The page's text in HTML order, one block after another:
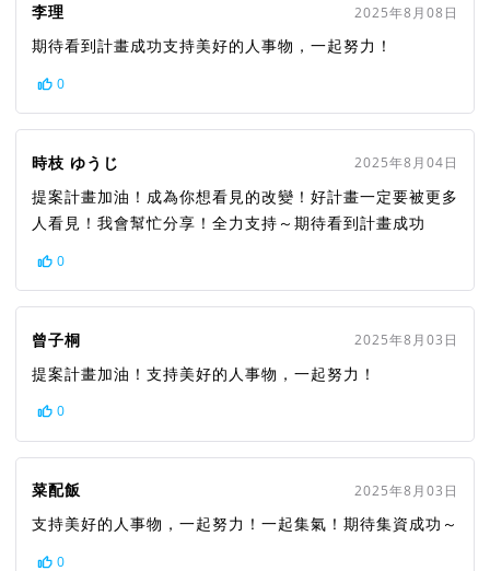
李理 2025年8月08日
期待看到計畫成功支持美好的人事物，一起努力！
0
時枝 ゆうじ 2025年8月04日
提案計畫加油！成為你想看見的改變！好計畫一定要被更多
人看見！我會幫忙分享！全力支持～期待看到計畫成功
0
曾子桐 2025年8月03日
提案計畫加油！支持美好的人事物，一起努力！
0
菜配飯 2025年8月03日
支持美好的人事物，一起努力！一起集氣！期待集資成功～
0